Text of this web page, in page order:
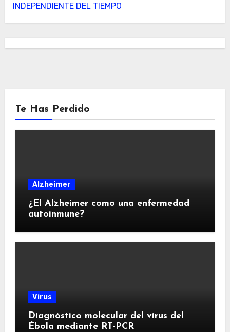
INDEPENDIENTE DEL TIEMPO
Te Has Perdido
Alzheimer
¿El Alzheimer como una enfermedad
autoinmune?
Virus
Diagnóstico molecular del virus del
Ébola mediante RT-PCR